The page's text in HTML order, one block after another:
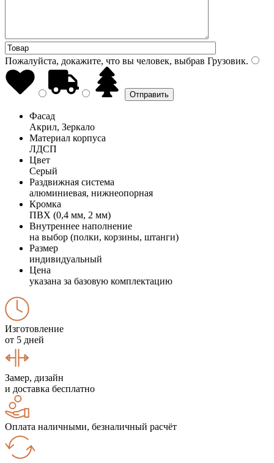
Пожалуйста, докажите, что вы человек, выбрав Грузовик.
Фасад
Акрил, Зеркало
Материал корпуса
ЛДСП
Цвет
Серый
Раздвижная система
алюминиевая, нижнеопорная
Кромка
ПВХ (0,4 мм, 2 мм)
Внутреннее наполнение
на выбор (полки, корзины, штанги)
Размер
индивидуальный
Цена
указана за базовую комплектацию
Изготовление
от 5 дней
Замер, дизайн
и доставка бесплатно
Оплата наличными, безналичный расчёт